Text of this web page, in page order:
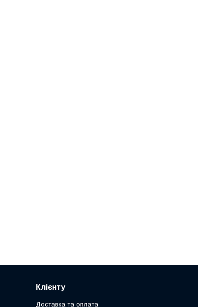
Клієнту
Доставка та оплата